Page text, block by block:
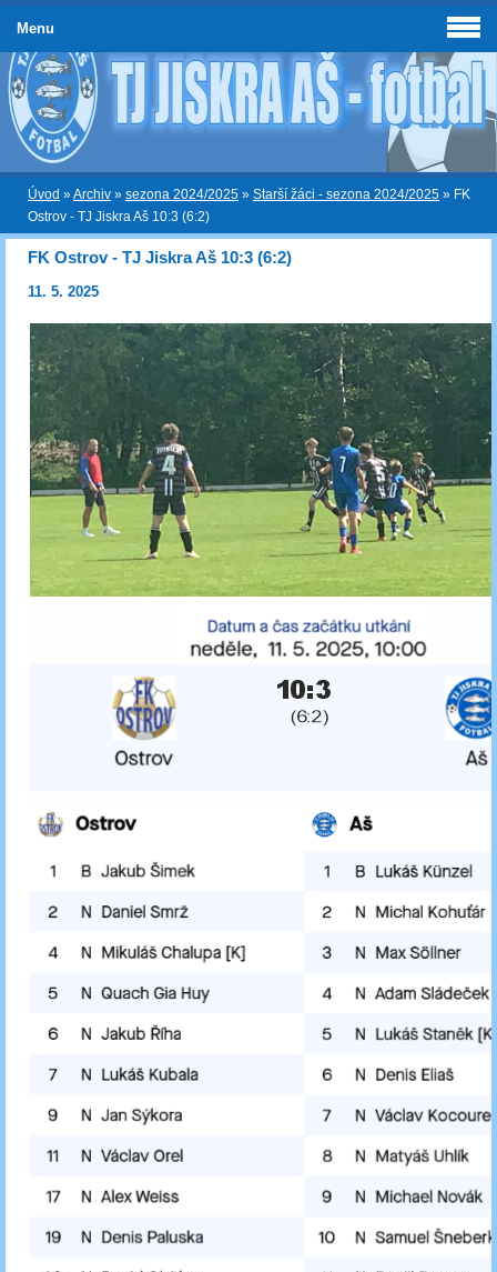
Úvod »Archiv » sezona 2024/2025 » Starší žáci - sezona 2024/2025 » FK
Ostrov - TJ Jiskra Aš 10:3 (6:2)
FK Ostrov - TJ Jiskra Aš 10:3 (6:2)
11. 5. 2025
Menu